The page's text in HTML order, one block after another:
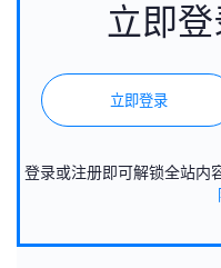
立即
立即登录
登录或注册即可解锁全站内